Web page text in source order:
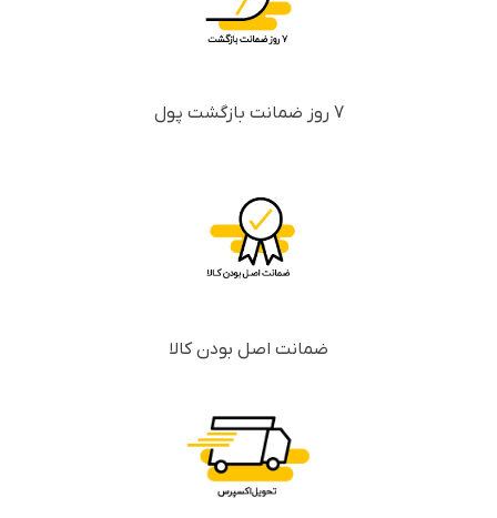
7 روز ضمانت بازگشت پول
ضمانت اصل بودن کالا